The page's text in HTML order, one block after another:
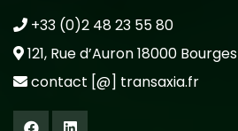
+33 (0)2 48 23 55 80
121, Rue d’Auron 18000 Bourges
contact [@] transaxia.fr